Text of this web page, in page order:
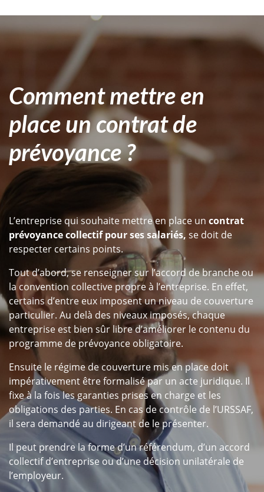
Comment mettre en
place un contrat de
prévoyance ?
L’entreprise qui souhaite mettre en place un contrat
prévoyance collectif pour ses salariés, se doit de
respecter certains points.
Tout d’abord, se renseigner sur l’accord de branche ou
la convention collective propre à l’entreprise. En effet,
certains d’entre eux imposent un niveau de couverture
particulier. Au delà des niveaux imposés, chaque
entreprise est bien sûr libre d’améliorer le contenu du
programme de prévoyance obligatoire.
Ensuite le régime de couverture mis en place doit
impérativement être formalisé par un acte juridique. Il
fixe à la fois les garanties prises en charge et les
obligations des parties. En cas de contrôle de l’URSSAF,
il sera demandé au dirigeant de le présenter.
Il peut prendre la forme d’un référendum, d’un accord
collectif d’entreprise ou d’une décision unilatérale de
l’employeur.